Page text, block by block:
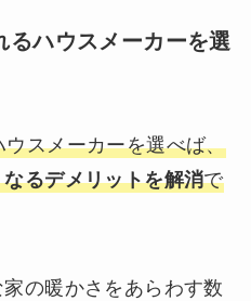
ハウスメーカーを選
スメーカーを選べば、
るデメリットを解消で
の暖かさをあらわす数